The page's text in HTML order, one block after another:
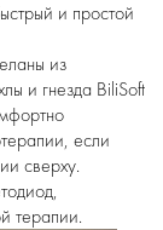
и простой
из
и гнезда BiliSoft
если
сверху.
терапии.